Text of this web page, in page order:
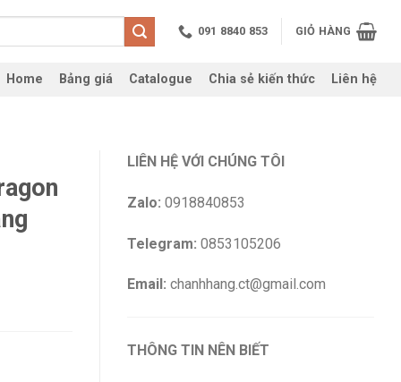
091 8840 853 GIỎ HÀNG
Home Bảng giá Catalogue Chia sẻ kiến thức Liên hệ
LIÊN HỆ VỚI CHÚNG TÔI
Zalo: 0918840853
Telegram: 0853105206
Email: chanhhang.ct@gmail.com
THÔNG TIN NÊN BIẾT